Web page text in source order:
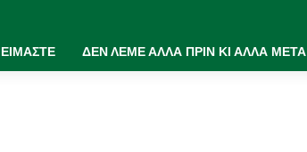
ΕΙΜΑΣΤΕ ΔΕΝ ΛΕΜΕ ΑΛΛΑ ΠΡΙΝ ΚΙ ΑΛΛΑ ΜΕΤΑ